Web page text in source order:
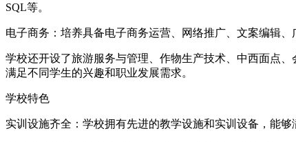
SQL等。
电子商务：培养具备电子商务运营、网络推广、文案编辑
学校还开设了旅游服务与管理、作物生产技术、中西面点
满足不同学生的兴趣和职业发展需求。
学校特色
实训设施齐全：学校拥有先进的教学设施和实训设备，能